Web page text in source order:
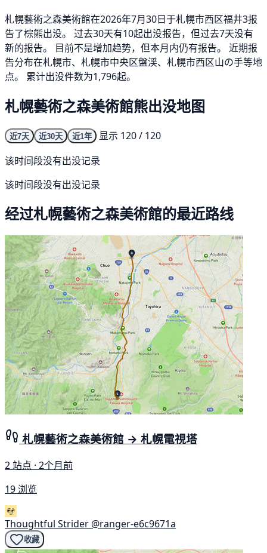
札幌藝術之森美術館在2026年7月30日于札幌市西区福井3报
告了棕熊出没。 过去30天有10起出没报告，但过去7天没有
新的报告。 目前不是增加趋势，但本月内仍有报告。 近期报
告分布在札幌市、札幌市中央区盤渓、札幌市西区山の手等地
点。 累计出没件数为1,796起。
札幌藝術之森美術館熊出没地图
近7天 近30天 近1年
显示 120 / 120
该时间段没有出没记录
该时间段没有出没记录
经过札幌藝術之森美術館的最近路线
札幌藝術之森美術館 → 札幌電視塔
2 站点 · 2个月前
19 浏览
Thoughtful Strider @ranger-e6c9671a
收藏